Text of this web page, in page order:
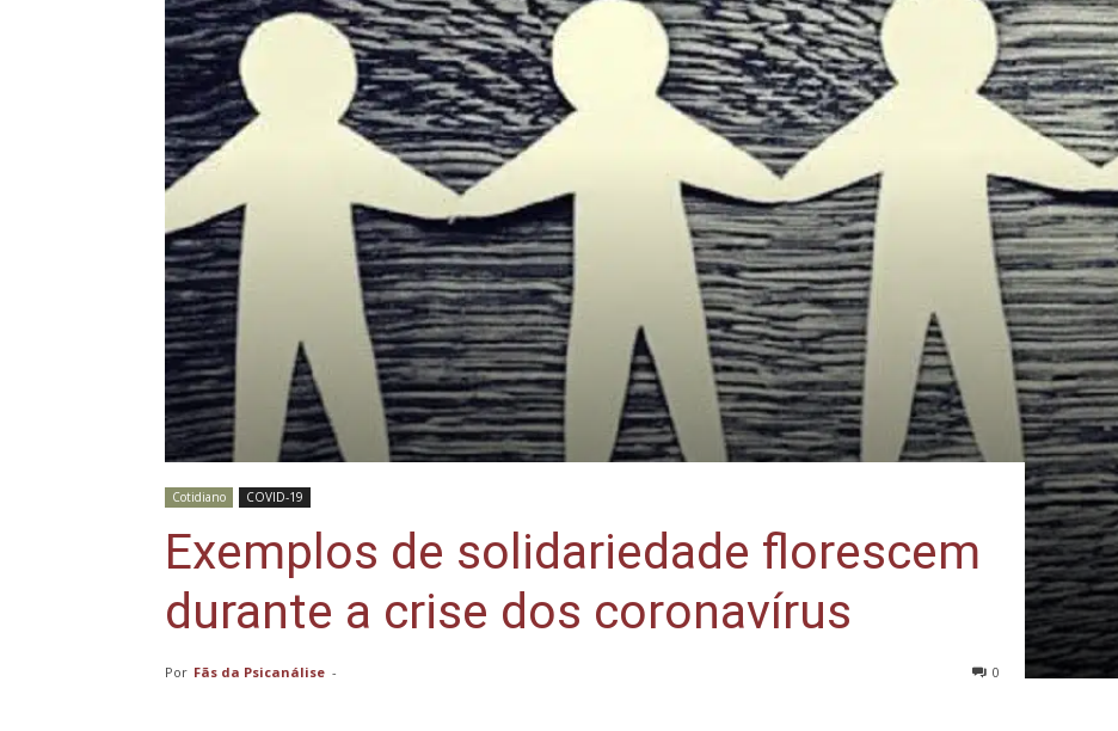
Cotidiano COVID-19
Exemplos de solidariedade florescem
durante a crise dos coronavírus
Por Fãs da Psicanálise - 0